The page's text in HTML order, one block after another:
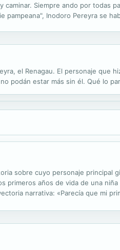
caminar. Siempre ando por todas
pampeana", Inodoro Pereyra se
el Renagau. El personaje que
podán estar más sin él. Qué lo
sobre cuyo personaje principal
primeros años de vida de una
narrativa: «Parecía que mi